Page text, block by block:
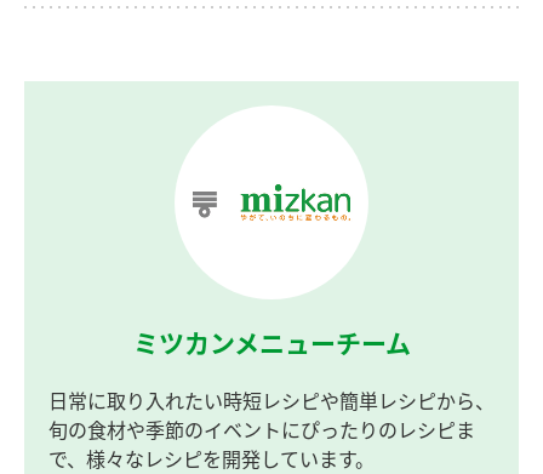
ミツカンメニューチーム
日常に取り入れたい時短レシピや簡単レシピから、
旬の食材や季節のイベントにぴったりのレシピま
で、様々なレシピを開発しています。